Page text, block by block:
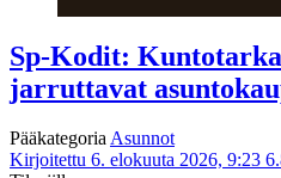
Sp-Kodit:
jarruttavat
PääkategoriaAsunnot
Kirjoitettu 6. elokuuta 2026, 9:23